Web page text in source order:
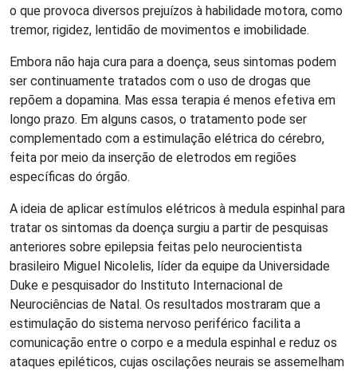
o que provoca diversos prejuízos à habilidade motora, como
tremor, rigidez, lentidão de movimentos e imobilidade.
Embora não haja cura para a doença, seus sintomas podem
ser continuamente tratados com o uso de drogas que
repõem a dopamina. Mas essa terapia é menos efetiva em
longo prazo. Em alguns casos, o tratamento pode ser
complementado com a estimulação elétrica do cérebro,
feita por meio da inserção de eletrodos em regiões
específicas do órgão.
A ideia de aplicar estímulos elétricos à medula espinhal para
tratar os sintomas da doença surgiu a partir de pesquisas
anteriores sobre epilepsia feitas pelo neurocientista
brasileiro Miguel Nicolelis, líder da equipe da Universidade
Duke e pesquisador do Instituto Internacional de
Neurociências de Natal. Os resultados mostraram que a
estimulação do sistema nervoso periférico facilita a
comunicação entre o corpo e a medula espinhal e reduz os
ataques epiléticos, cujas oscilações neurais se assemelham